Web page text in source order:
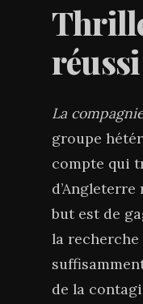
réussi
La
groupe
compte qui
but est de
la recherche
de la